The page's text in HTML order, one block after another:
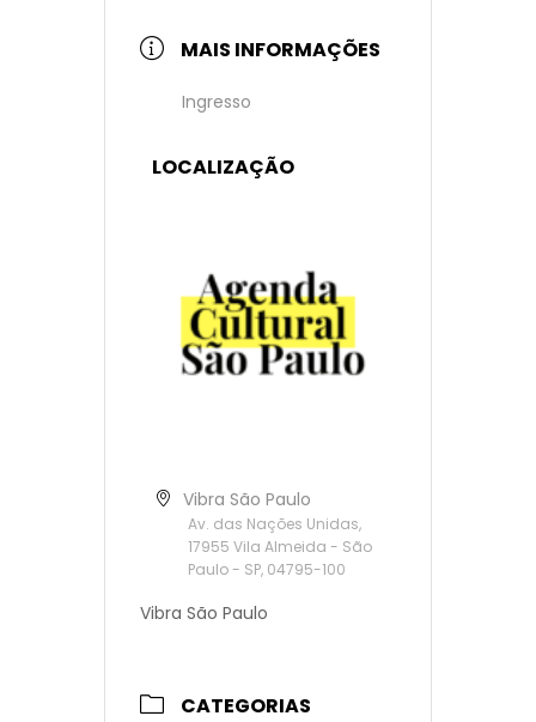
MAIS INFORMAÇÕES
Ingresso
LOCALIZAÇÃO
Vibra São Paulo
Av. das Nações Unidas,
17955 Vila Almeida - São
Paulo - SP, 04795-100
Vibra São Paulo
CATEGORIAS